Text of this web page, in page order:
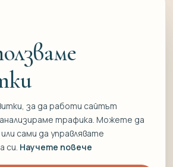
нас
за да работи сайтът
трафика. Можете да
сами да управлявате
си. Научете повече